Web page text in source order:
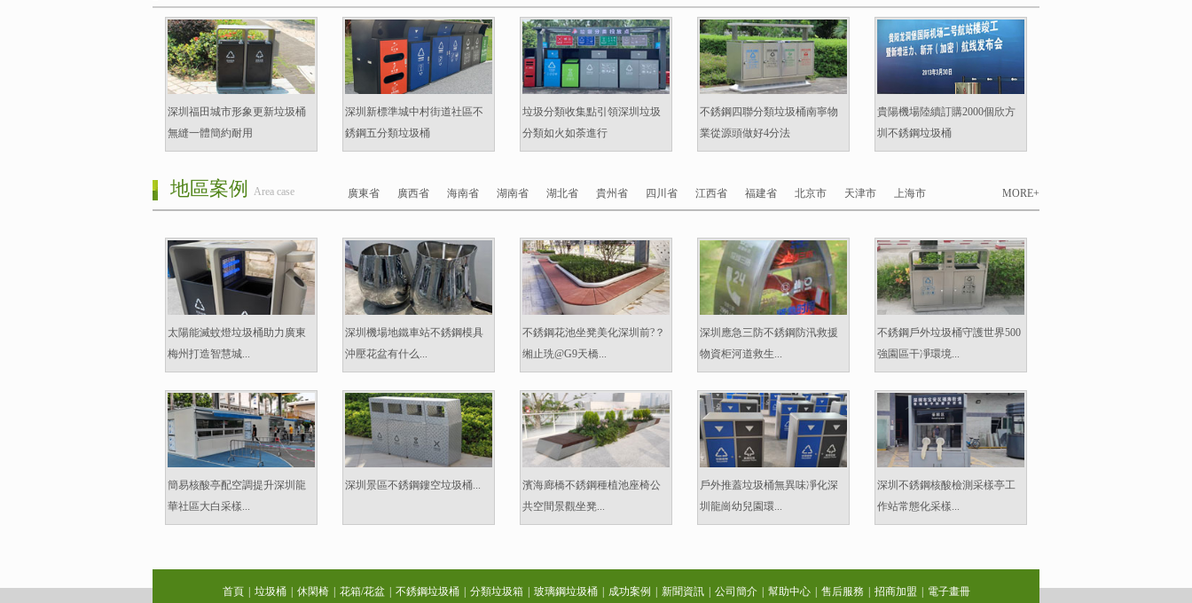
深圳福田城市形象更新垃圾桶
無縫一體簡約耐用
深圳新標準城中村街道社區不
銹鋼五分類垃圾桶
垃圾分類收集點引領深圳垃圾
分類如火如荼進行
不銹鋼四聯分類垃圾桶南寧物
業從源頭做好4分法
貴陽機場陸續訂購2000個欣方
圳不銹鋼垃圾桶
MORE+
地區案例 Area case 廣東省 廣西省 海南省 湖南省 湖北省 貴州省 四川省 江西省 福建省 北京市 天津市 上海市
太陽能滅蚊燈垃圾桶助力廣東
梅州打造智慧城...
深圳機場地鐵車站不銹鋼模具
沖壓花盆有什么...
不銹鋼花池坐凳美化深圳前?？
缃止珗@G9天橋...
深圳應急三防不銹鋼防汛救援
物資柜河道救生...
不銹鋼戶外垃圾桶守護世界500
強園區干凈環境...
簡易核酸亭配空調提升深圳龍
華社區大白采樣...
深圳景區不銹鋼鏤空垃圾桶...
濱海廊橋不銹鋼種植池座椅公
共空間景觀坐凳...
戶外推蓋垃圾桶無異味凈化深
圳龍崗幼兒園環...
深圳不銹鋼核酸檢測采樣亭工
作站常態化采樣...
首頁 垃圾桶 休閑椅 花箱/花盆 不銹鋼垃圾桶 分類垃圾箱 玻璃鋼垃圾桶 成功案例 新聞資訊 公司簡介 幫助中心 售后服務 招商加盟 電子畫冊